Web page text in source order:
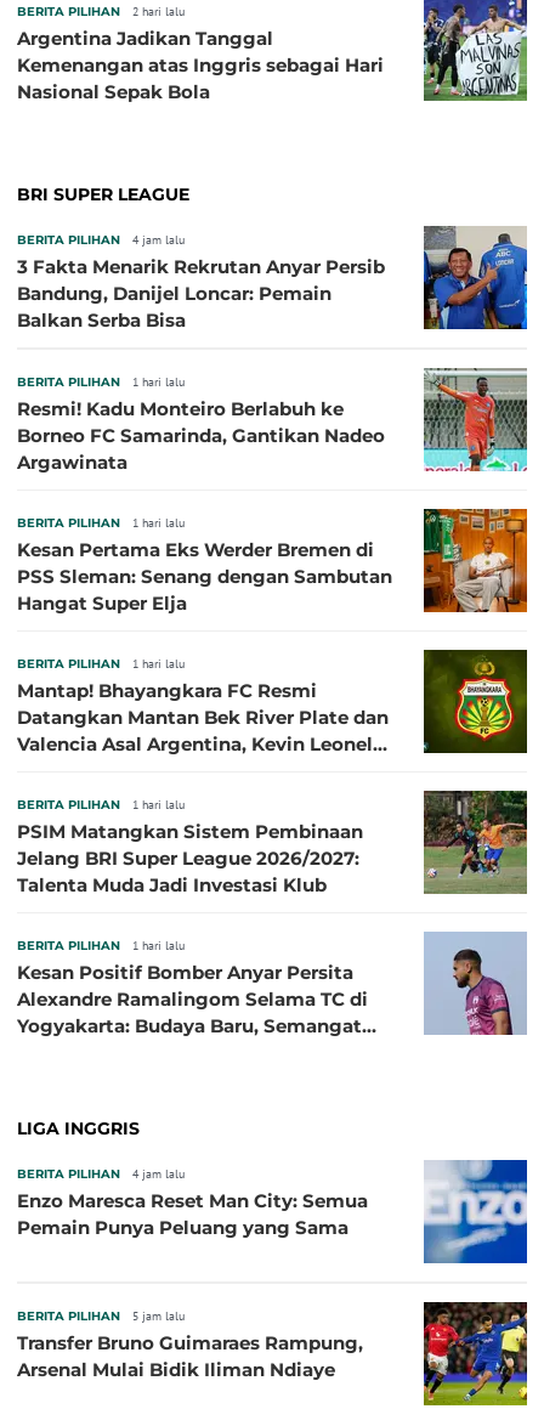
BERITA PILIHAN 2 hari lalu
Argentina Jadikan Tanggal
Kemenangan atas Inggris sebagai Hari
Nasional Sepak Bola
BRI SUPER LEAGUE
BERITA PILIHAN 4 jam lalu
3 Fakta Menarik Rekrutan Anyar Persib
Bandung, Danijel Loncar: Pemain
Balkan Serba Bisa
BERITA PILIHAN 1 hari lalu
Resmi! Kadu Monteiro Berlabuh ke
Borneo FC Samarinda, Gantikan Nadeo
Argawinata
BERITA PILIHAN 1 hari lalu
Kesan Pertama Eks Werder Bremen di
PSS Sleman: Senang dengan Sambutan
Hangat Super Elja
BERITA PILIHAN 1 hari lalu
Mantap! Bhayangkara FC Resmi
Datangkan Mantan Bek River Plate dan
Valencia Asal Argentina, Kevin Leonel
BERITA PILIHAN 1 hari lalu
PSIM Matangkan Sistem Pembinaan
Jelang BRI Super League 2026/2027:
Talenta Muda Jadi Investasi Klub
BERITA PILIHAN 1 hari lalu
Kesan Positif Bomber Anyar Persita
Alexandre Ramalingom Selama TC di
Yogyakarta: Budaya Baru, Semangat
LIGA INGGRIS
BERITA PILIHAN 4 jam lalu
Enzo Maresca Reset Man City: Semua
Pemain Punya Peluang yang Sama
BERITA PILIHAN 5 jam lalu
Transfer Bruno Guimaraes Rampung,
Arsenal Mulai Bidik Iliman Ndiaye